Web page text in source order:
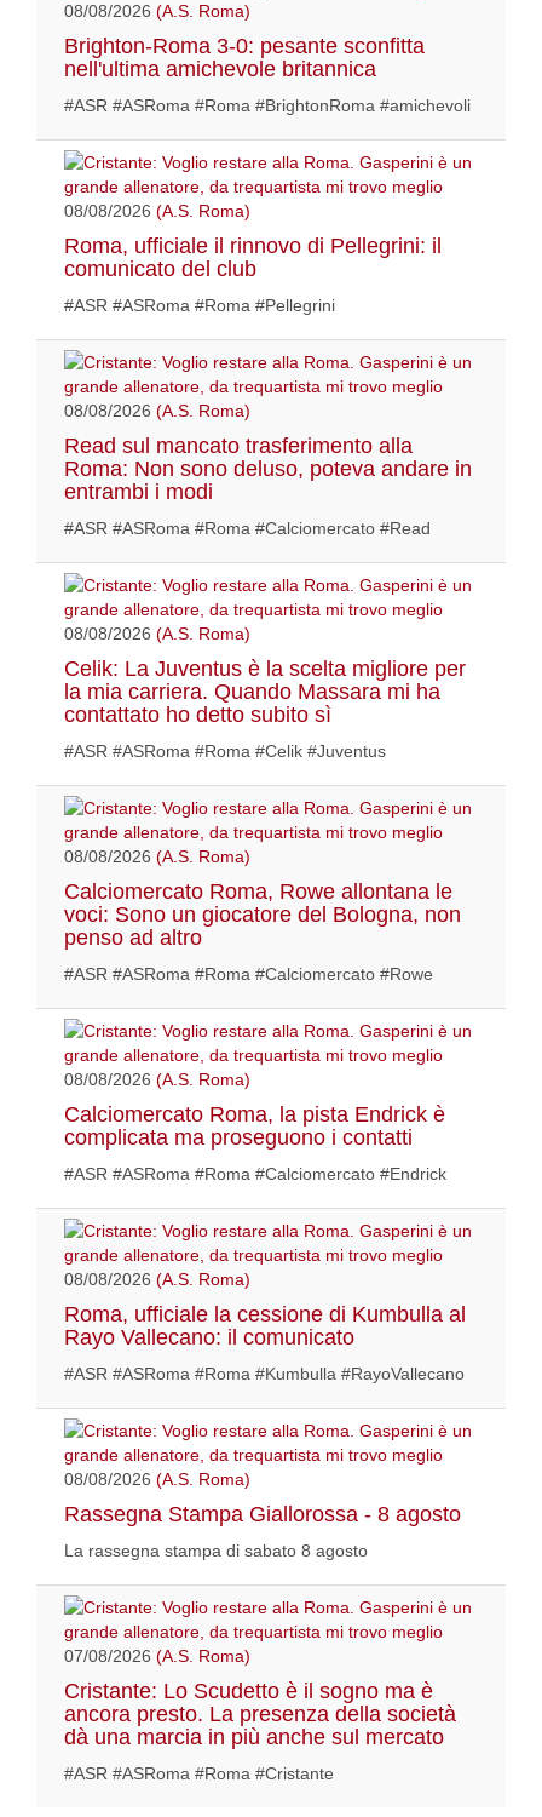
08/08/2026 (A.S. Roma)
Brighton-Roma 3-0: pesante sconfitta
nell'ultima amichevole britannica
#ASR #ASRoma #Roma #BrightonRoma #amichevoli
08/08/2026 (A.S. Roma)
Roma, ufficiale il rinnovo di Pellegrini: il
comunicato del club
#ASR #ASRoma #Roma #Pellegrini
08/08/2026 (A.S. Roma)
Read sul mancato trasferimento alla
Roma: Non sono deluso, poteva andare in
entrambi i modi
#ASR #ASRoma #Roma #Calciomercato #Read
08/08/2026 (A.S. Roma)
Celik: La Juventus è la scelta migliore per
la mia carriera. Quando Massara mi ha
contattato ho detto subito sì
#ASR #ASRoma #Roma #Celik #Juventus
08/08/2026 (A.S. Roma)
Calciomercato Roma, Rowe allontana le
voci: Sono un giocatore del Bologna, non
penso ad altro
#ASR #ASRoma #Roma #Calciomercato #Rowe
08/08/2026 (A.S. Roma)
Calciomercato Roma, la pista Endrick è
complicata ma proseguono i contatti
#ASR #ASRoma #Roma #Calciomercato #Endrick
08/08/2026 (A.S. Roma)
Roma, ufficiale la cessione di Kumbulla al
Rayo Vallecano: il comunicato
#ASR #ASRoma #Roma #Kumbulla #RayoVallecano
08/08/2026 (A.S. Roma)
Rassegna Stampa Giallorossa - 8 agosto
La rassegna stampa di sabato 8 agosto
07/08/2026 (A.S. Roma)
Cristante: Lo Scudetto è il sogno ma è
ancora presto. La presenza della società
dà una marcia in più anche sul mercato
#ASR #ASRoma #Roma #Cristante